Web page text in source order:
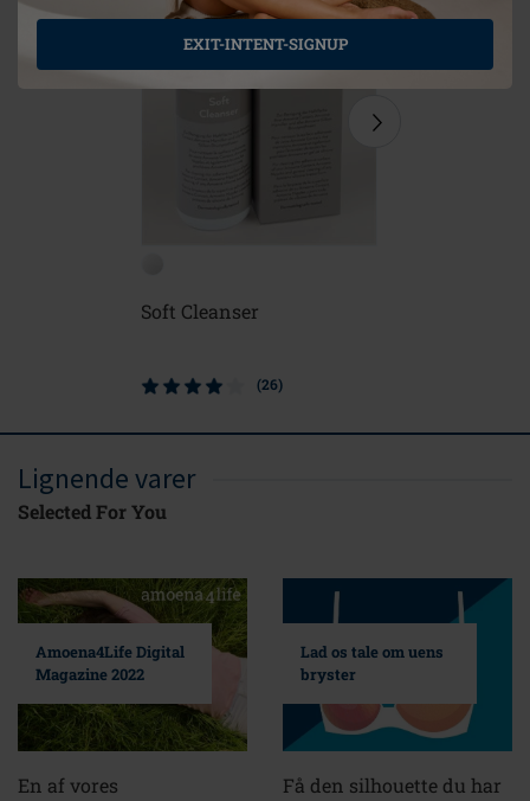
EXIT-INTENT-SIGNUP
Soft Cleanser
(26)
Lignende varer
Selected For You
Amoena4Life Digital
Magazine 2022
En af vores
Lad os tale om uens
bryster
Få den silhouette du har